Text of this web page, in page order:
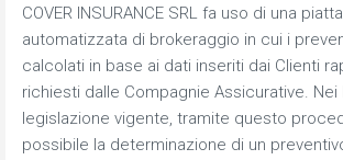
COVER INSURANCE SRL fa uso di una
automatizzata di brokeraggio in cui i
calcolati in base ai dati inseriti dai Clienti
richiesti dalle Compagnie Assicurative. Nei
legislazione vigente, tramite questo
possibile la determinazione di un